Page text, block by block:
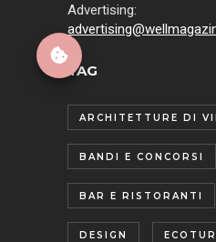
Advertising:
TAG
ARCHITETTURE DI
BANDI E CONCORSI
BAR E RISTORANTI
DESIGN